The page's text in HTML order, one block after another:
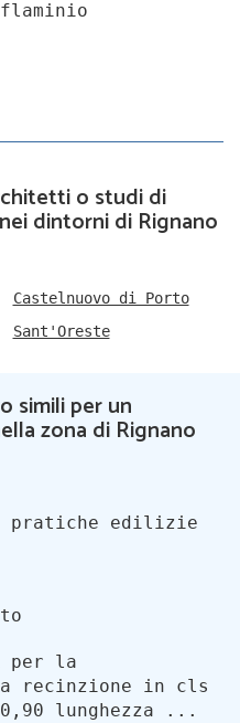
flaminio
o studi di
dintorni di Rignano
Castelnuovo di Porto
Sant'Oreste
simili per un
zona di Rignano
pratiche edilizie
per la
recinzione in cls
lunghezza ...